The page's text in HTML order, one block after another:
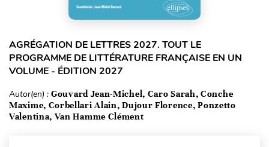
AGRÉGATION DE LETTRES 2027. TOUT LE
PROGRAMME DE LITTÉRATURE FRANÇAISE EN UN
VOLUME - ÉDITION 2027
Autor(en) : Gouvard Jean-Michel, Caro Sarah, Conche
Maxime, Corbellari Alain, Dujour Florence, Ponzetto
Valentina, Van Hamme Clément